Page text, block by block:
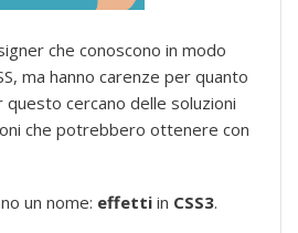
che conoscono in modo
ma hanno carenze per quanto
questo cercano delle soluzioni
che potrebbero ottenere con
un nome: effettiin CSS3.